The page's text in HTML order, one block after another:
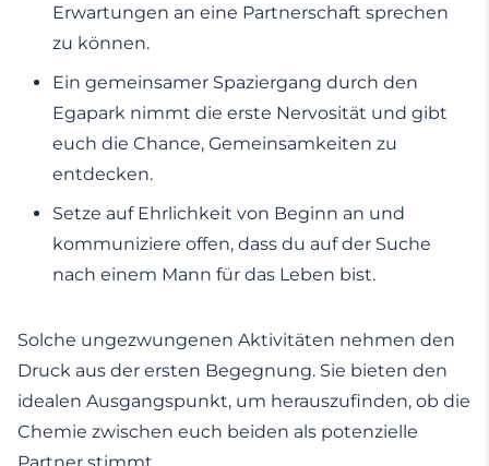
Erwartungen an eine Partnerschaft sprechen
zu können.
Ein gemeinsamer Spaziergang durch den
Egapark nimmt die erste Nervosität und gibt
euch die Chance, Gemeinsamkeiten zu
entdecken.
Setze auf Ehrlichkeit von Beginn an und
kommuniziere offen, dass du auf der Suche
nach einem Mann für das Leben bist.
Solche ungezwungenen Aktivitäten nehmen den
Druck aus der ersten Begegnung. Sie bieten den
idealen Ausgangspunkt, um herauszufinden, ob die
Chemie zwischen euch beiden als potenzielle